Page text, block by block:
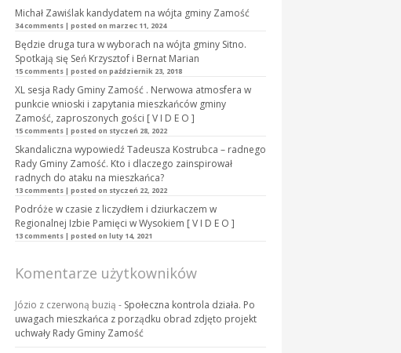
Michał Zawiślak kandydatem na wójta gminy Zamość
34 comments | posted on marzec 11, 2024
Będzie druga tura w wyborach na wójta gminy Sitno.
Spotkają się Seń Krzysztof i Bernat Marian
15 comments | posted on październik 23, 2018
XL sesja Rady Gminy Zamość . Nerwowa atmosfera w
punkcie wnioski i zapytania mieszkańców gminy
Zamość, zaproszonych gości [ V I D E O ]
15 comments | posted on styczeń 28, 2022
Skandaliczna wypowiedź Tadeusza Kostrubca – radnego
Rady Gminy Zamość. Kto i dlaczego zainspirował
radnych do ataku na mieszkańca?
13 comments | posted on styczeń 22, 2022
Podróże w czasie z liczydłem i dziurkaczem w
Regionalnej Izbie Pamięci w Wysokiem [ V I D E O ]
13 comments | posted on luty 14, 2021
Komentarze użytkowników
Józio z czerwoną buzią - Społeczna kontrola działa. Po
uwagach mieszkańca z porządku obrad zdjęto projekt
uchwały Rady Gminy Zamość